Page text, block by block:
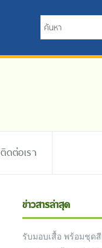
ติดต่อเรา
ข่าวสารล่าสุด
รับมอบเสื้อ พร้อมชุด